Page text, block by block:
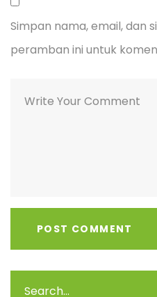
Simpan nama, email, dan
peramban ini untuk